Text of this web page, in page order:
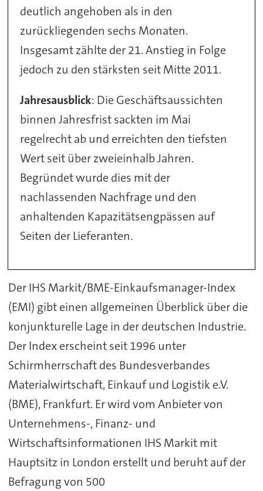
deutlich angehoben als in den
zurückliegenden sechs Monaten.
Insgesamt zählte der 21. Anstieg in Folge
jedoch zu den stärksten seit Mitte 2011.
Jahresausblick: Die Geschäftsaussichten
binnen Jahresfrist sackten im Mai
regelrecht ab und erreichten den tiefsten
Wert seit über zweieinhalb Jahren.
Begründet wurde dies mit der
nachlassenden Nachfrage und den
anhaltenden Kapazitätsengpässen auf
Seiten der Lieferanten.
Der IHS Markit/BME-Einkaufsmanager-Index
(EMI) gibt einen allgemeinen Überblick über die
konjunkturelle Lage in der deutschen Industrie.
Der Index erscheint seit 1996 unter
Schirmherrschaft des Bundesverbandes
Materialwirtschaft, Einkauf und Logistik e.V.
(BME), Frankfurt. Er wird vom Anbieter von
Unternehmens-, Finanz- und
Wirtschaftsinformationen IHS Markit mit
Hauptsitz in London erstellt und beruht auf der
Befragung von 500